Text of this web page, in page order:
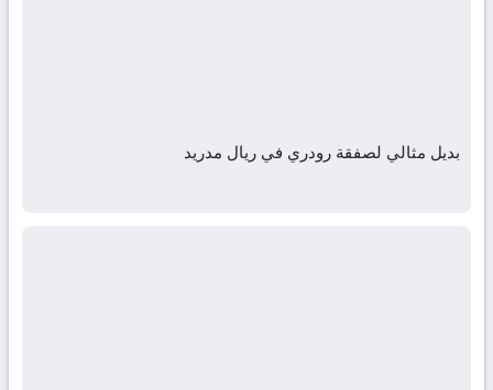
بديل مثالي لصفقة رودري في ريال مدريد